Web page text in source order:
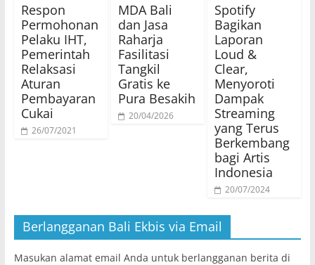
Respon
Permohonan
Pelaku IHT,
Pemerintah
Relaksasi
Aturan
Pembayaran
Cukai
26/07/2021
MDA Bali
dan Jasa
Raharja
Fasilitasi
Tangkil
Gratis ke
Pura Besakih
20/04/2026
Spotify
Bagikan
Laporan
Loud &
Clear,
Menyoroti
Dampak
Streaming
yang Terus
Berkembang
bagi Artis
Indonesia
20/07/2024
Berlangganan Bali Ekbis via Email
Masukan alamat email Anda untuk berlangganan berita di